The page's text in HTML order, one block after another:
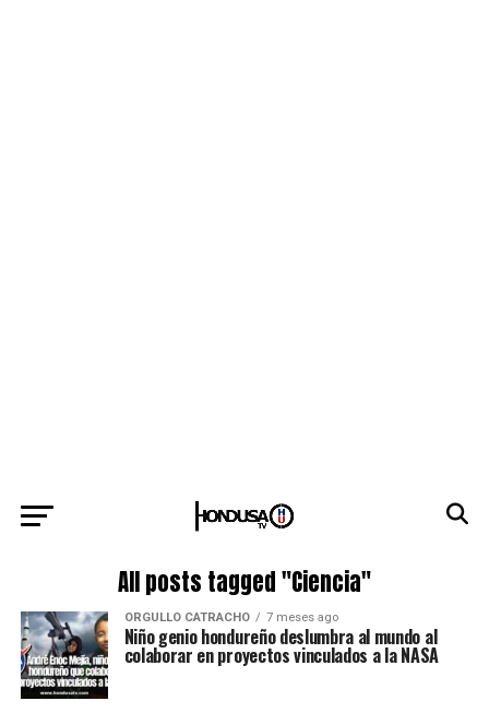
All posts tagged "Ciencia"
ORGULLO CATRACHO 7 meses ago
Niño genio hondureño deslumbra al mundo al
colaborar en proyectos vinculados a la NASA